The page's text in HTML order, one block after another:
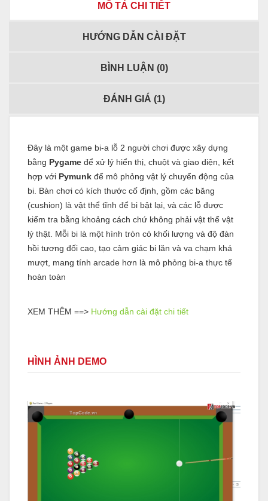
MÔ TẢ CHI TIẾT
HƯỚNG DẪN CÀI ĐẶT
BÌNH LUẬN (0)
ĐÁNH GIÁ (1)
Đây là một game bi-a lỗ 2 người chơi được xây dựng
bằng Pygame để xử lý hiển thị, chuột và giao diện, kết
hợp với Pymunk để mô phỏng vật lý chuyển động của
bi. Bàn chơi có kích thước cố định, gồm các băng
(cushion) là vật thể tĩnh để bi bật lại, và các lỗ được
kiểm tra bằng khoảng cách chứ không phải vật thể vật
lý thật. Mỗi bi là một hình tròn có khối lượng và độ đàn
hồi tương đối cao, tạo cảm giác bi lăn và va chạm khá
mượt, mang tính arcade hơn là mô phỏng bi-a thực tế
hoàn toàn
XEM THÊM ==> Hướng dẫn cài đặt chi tiết
HÌNH ẢNH DEMO